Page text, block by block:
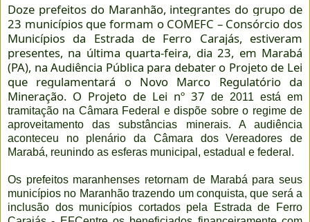
Doze prefeitos do Maranhão, integrantes do grupo de
23 municípios que formam o COMEFC – Consórcio dos
Municípios da Estrada de Ferro Carajás, estiveram
presentes, na última quarta-feira, dia 23, em Marabá
(PA), na Audiência Pública para debater o Projeto de Lei
que regulamentará o Novo Marco Regulatório da
Mineração. O Projeto de Lei nº 37 de 2011 está em
tramitação na Câmara Federal e dispõe sobre o regime de
aproveitamento das substâncias minerais. A audiência
aconteceu no plenário da Câmara dos Vereadores de
Marabá, reunindo as esferas municipal, estadual e federal.
Os prefeitos maranhenses retornam de Marabá para seus
municípios no Maranhão trazendo um conquista, que será a
inclusão dos municípios cortados pela Estrada de Ferro